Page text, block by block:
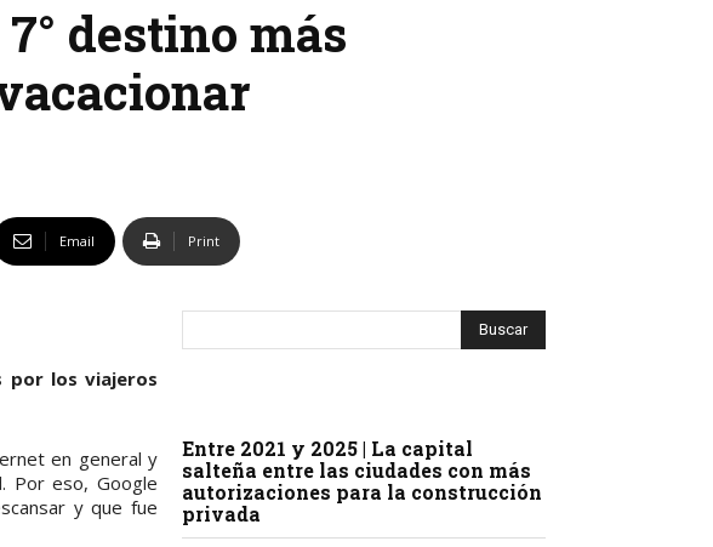
destino más
Email Print
por los viajeros
en general y
Por eso, Google
y que fue
Entre 2021 y 2025 | La capital
salteña entre las ciudades con más
autorizaciones para la construcción
privada